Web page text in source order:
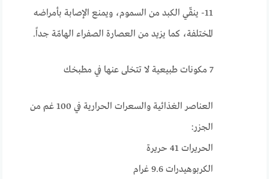
11- ينقّي الكبد من السموم، ويمنع الإصابة بأمراضه
المختلفة، كما يزيد من العصارة الصفراء الهامّة جداً.
7 مكونات طبيعية لا تتخلى عنها في مطبخك
العناصر الغذائية والسعرات الحرارية في 100 غم من
الجزر:
الحريرات 41 حريرة
الكربوهيدرات 9.6 غرام